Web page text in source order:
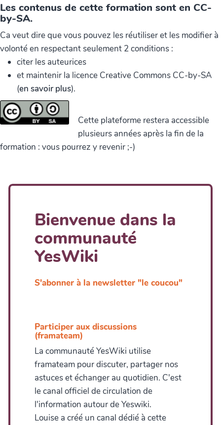
Les contenus de cette formation sont en CC-
by-SA.
Ca veut dire que vous pouvez les réutiliser et les modifier à
volonté en respectant seulement 2 conditions :
citer les auteurices
et maintenir la licence Creative Commons CC-by-SA
(en savoir plus).
Cette plateforme restera accessible
plusieurs années après la fin de la
formation : vous pourrez y revenir ;-)
Bienvenue dans la
communauté
YesWiki
S'abonner à la newsletter "le coucou"
Participer aux discussions
(framateam)
La communauté YesWiki utilise
framateam pour discuter, partager nos
astuces et échanger au quotidien. C'est
le canal officiel de circulation de
l'information autour de Yeswiki.
Louise a créé un canal dédié à cette